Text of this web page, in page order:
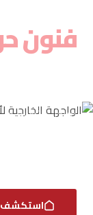
فنون
مراحل التصنيع
استكشف